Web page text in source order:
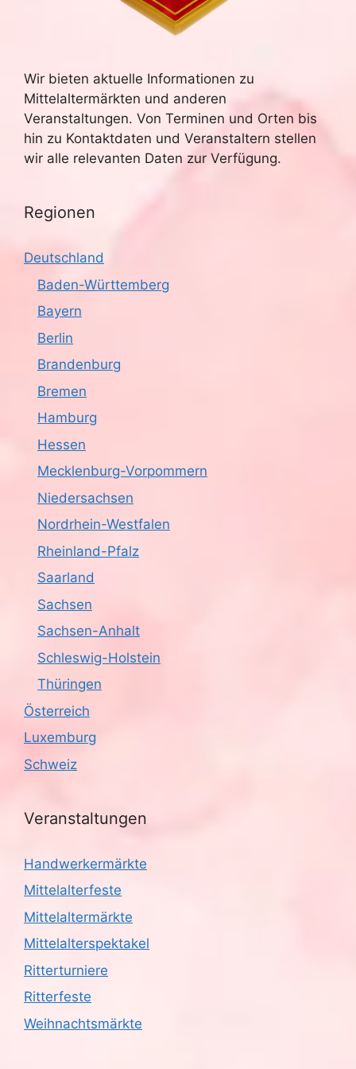
Wir bieten aktuelle Informationen zu
Mittelaltermärkten und anderen
Veranstaltungen. Von Terminen und Orten bis
hin zu Kontaktdaten und Veranstaltern stellen
wir alle relevanten Daten zur Verfügung.
Regionen
Deutschland
Baden-Württemberg
Bayern
Berlin
Brandenburg
Bremen
Hamburg
Hessen
Mecklenburg-Vorpommern
Niedersachsen
Nordrhein-Westfalen
Rheinland-Pfalz
Saarland
Sachsen
Sachsen-Anhalt
Schleswig-Holstein
Thüringen
Österreich
Luxemburg
Schweiz
Veranstaltungen
Handwerkermärkte
Mittelalterfeste
Mittelaltermärkte
Mittelalterspektakel
Ritterturniere
Ritterfeste
Weihnachtsmärkte